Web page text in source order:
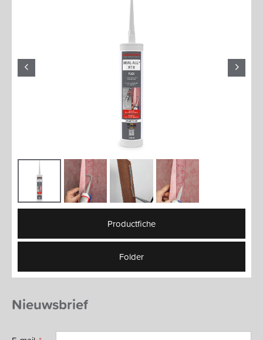
Productfiche
Folder
Nieuwsbrief